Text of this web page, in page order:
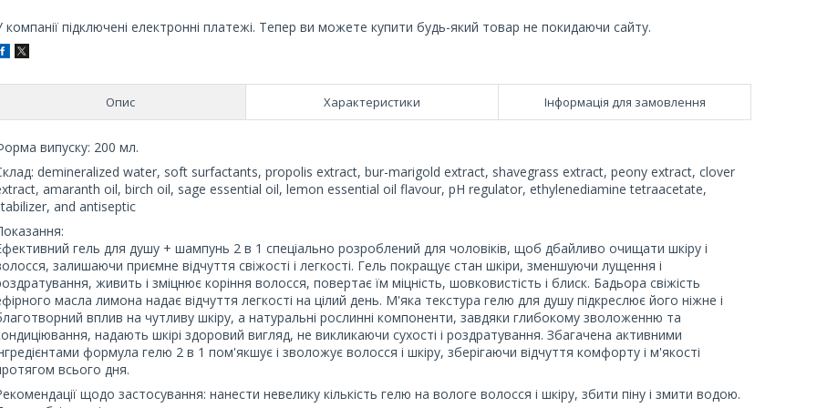
компанії підключені електронні платежі. Тепер ви можете купити будь-який товар не покидаючи сайту.
Опис Характеристики Інформація для замовлення
випуску: 200 мл.
demineralized water, soft surfactants, propolis extract, bur-marigold extract, shavegrass extract, peony extract, clover
amaranth oil, birch oil, sage essential oil, lemon essential oil flavour, pH regulator, ethylenediamine tetraacetate,
and antiseptic
гель для душу + шампунь 2 в 1 спеціально розроблений для чоловіків, щоб дбайливо очищати шкіру і
залишаючи приємне відчуття свіжості і легкості. Гель покращує стан шкіри, зменшуючи лущення і
живить і зміцнює коріння волосся, повертає їм міцність, шовковистість і блиск. Бадьора свіжість
масла лимона надає відчуття легкості на цілий день. М'яка текстура гелю для душу підкреслює його ніжне і
вплив на чутливу шкіру, а натуральні рослинні компоненти, завдяки глибокому зволоженню та
надають шкірі здоровий вигляд, не викликаючи сухості і роздратування. Збагачена активними
формула гелю 2 в 1 пом'якшує і зволожує волосся і шкіру, зберігаючи відчуття комфорту і м'якості
всього дня.
щодо застосування: нанести невелику кількість гелю на вологе волосся і шкіру, збити піну і змити водою.